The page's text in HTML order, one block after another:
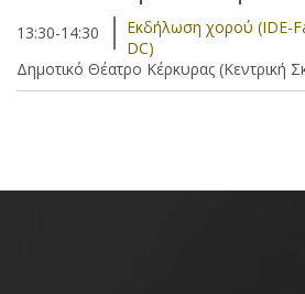
13:30-14:30
Eκδήλωση χορού (IDE-
DC)
Δημοτικό Θέατρο Κέρκυρας (Κεντρική